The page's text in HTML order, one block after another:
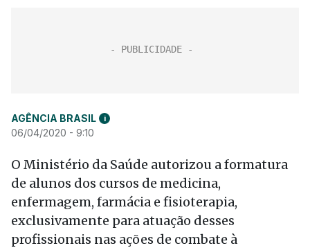
AGÊNCIA BRASIL i
06/04/2020 - 9:10
O Ministério da Saúde autorizou a formatura
de alunos dos cursos de medicina,
enfermagem, farmácia e fisioterapia,
exclusivamente para atuação desses
profissionais nas ações de combate à